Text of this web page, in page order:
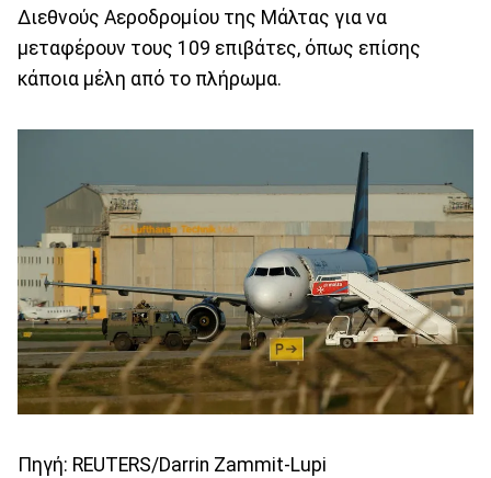
Διεθνούς Αεροδρομίου της Μάλτας για να
μεταφέρουν τους 109 επιβάτες, όπως επίσης
κάποια μέλη από το πλήρωμα.
Πηγή: REUTERS/Darrin Zammit-Lupi